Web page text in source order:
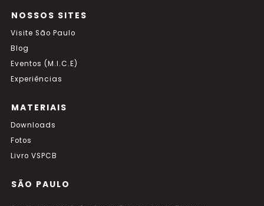
NOSSOS SITES
Visite São Paulo
Blog
Eventos (M.I.C.E)
Experiências
MATERIAIS
Downloads
Fotos
Livro VSPCB
SÃO PAULO